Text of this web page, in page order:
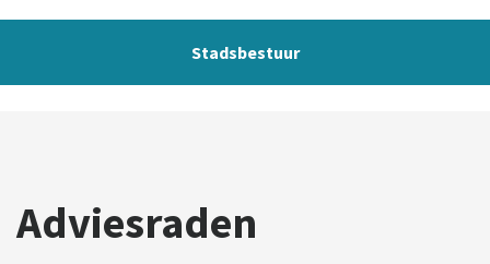
Stadsbestuur
Adviesraden